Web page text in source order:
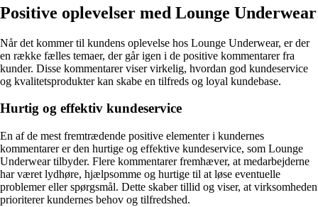
Positive oplevelser med Lounge Underwear
Når det kommer til kundens oplevelse hos Lounge Underwear, er der
en række fælles temaer, der går igen i de positive kommentarer fra
kunder. Disse kommentarer viser virkelig, hvordan god kundeservice
og kvalitetsprodukter kan skabe en tilfreds og loyal kundebase.
Hurtig og effektiv kundeservice
En af de mest fremtrædende positive elementer i kundernes
kommentarer er den hurtige og effektive kundeservice, som Lounge
Underwear tilbyder. Flere kommentarer fremhæver, at medarbejderne
har været lydhøre, hjælpsomme og hurtige til at løse eventuelle
problemer eller spørgsmål. Dette skaber tillid og viser, at virksomheden
prioriterer kundernes behov og tilfredshed.